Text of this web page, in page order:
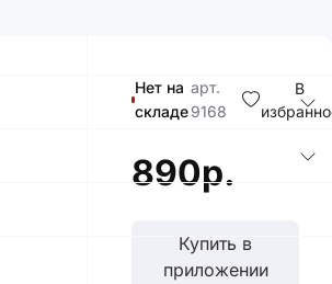
Нет на
складе
арт.
9168
В
890р.
Купить в
приложении